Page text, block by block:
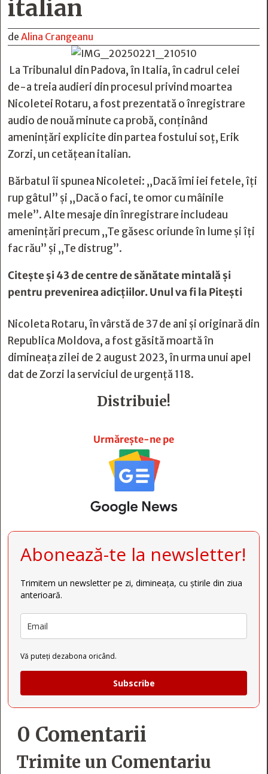
italian
de Alina Crangeanu
La Tribunalul din Padova, în Italia, în cadrul celei
de-a treia audieri din procesul privind moartea
Nicoletei Rotaru, a fost prezentată o înregistrare
audio de nouă minute ca probă, conținând
amenințări explicite din partea fostului soț, Erik
Zorzi, un cetățean italian.
Bărbatul îi spunea Nicoletei: „Dacă îmi iei fetele, îți
rup gâtul” și „Dacă o faci, te omor cu mâinile
mele”. Alte mesaje din înregistrare includeau
amenințări precum „Te găsesc oriunde în lume și îți
fac rău” și „Te distrug”.
Citește și43 de centre de sănătate mintală și
pentru prevenirea adicțiilor. Unul va fi la Pitești
Nicoleta Rotaru, în vârstă de 37 de ani și originară din
Republica Moldova, a fost găsită moartă în
dimineața zilei de 2 august 2023, în urma unui apel
dat de Zorzi la serviciul de urgență 118.
Distribuie!
Urmărește-ne pe
Abonează-te la newsletter!
Trimitem un newsletter pe zi, dimineața, cu știrile din ziua
anterioară.
Vă puteți dezabona oricând.
Subscribe
0 Comentarii
Trimite un Comentariu